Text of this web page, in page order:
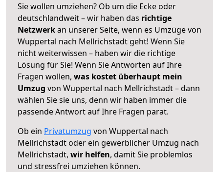
Sie wollen umziehen? Ob um die Ecke oder
deutschlandweit – wir haben das richtige
Netzwerkan unserer Seite, wenn es Umzüge von
Wuppertal nach Mellrichstadt geht! Wenn Sie
nicht weiterwissen – haben wir die richtige
Lösung für Sie! Wenn Sie Antworten auf Ihre
Fragen wollen, was kostet überhaupt mein
Umzug von Wuppertal nach Mellrichstadt – dann
wählen Sie sie uns, denn wir haben immer die
passende Antwort auf Ihre Fragen parat.
Ob ein Privatumzug von Wuppertal nach
Mellrichstadt oder ein gewerblicher Umzug nach
Mellrichstadt, wir helfen, damit Sie problemlos
und stressfrei umziehen können.